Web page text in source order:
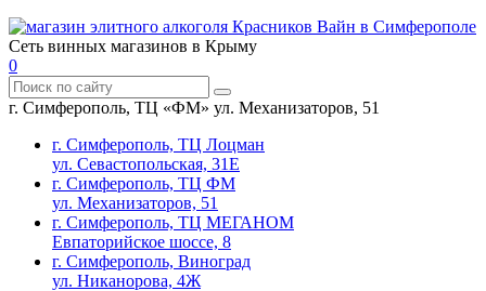
Сеть винных магазинов в Крыму
0
г. Симферополь, ТЦ «ФМ» ул. Механизаторов, 51
г. Симферополь, ТЦ Лоцман
ул. Севастопольская, 31Е
г. Симферополь, ТЦ ФМ
ул. Механизаторов, 51
г. Симферополь, ТЦ МЕГАНОМ
Евпаторийское шоссе, 8
г. Симферополь, Виноград
ул. Никанорова, 4Ж